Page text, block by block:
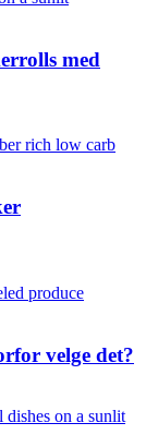
med
velge det?